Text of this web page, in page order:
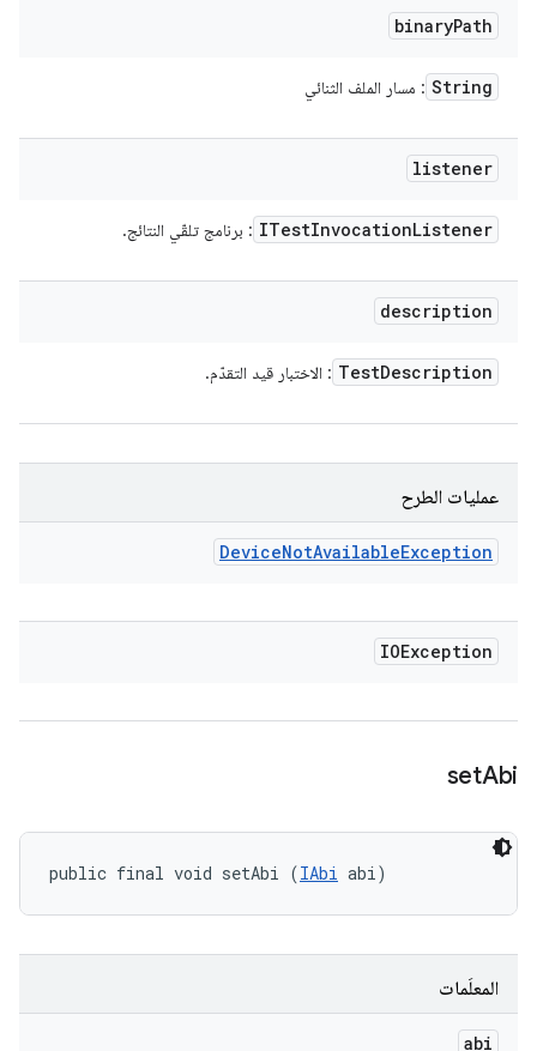
binaryPath
String : مسار الملف الثنائي
listener
ITestInvocationListener : برنامج تلقّي النتائج.
description
TestDescription : الاختبار قيد التقدّم.
عمليات الطرح
DeviceNotAvailableException
IOException
setAbi
public final void setAbi (IAbi abi)
المعلَمات
abi